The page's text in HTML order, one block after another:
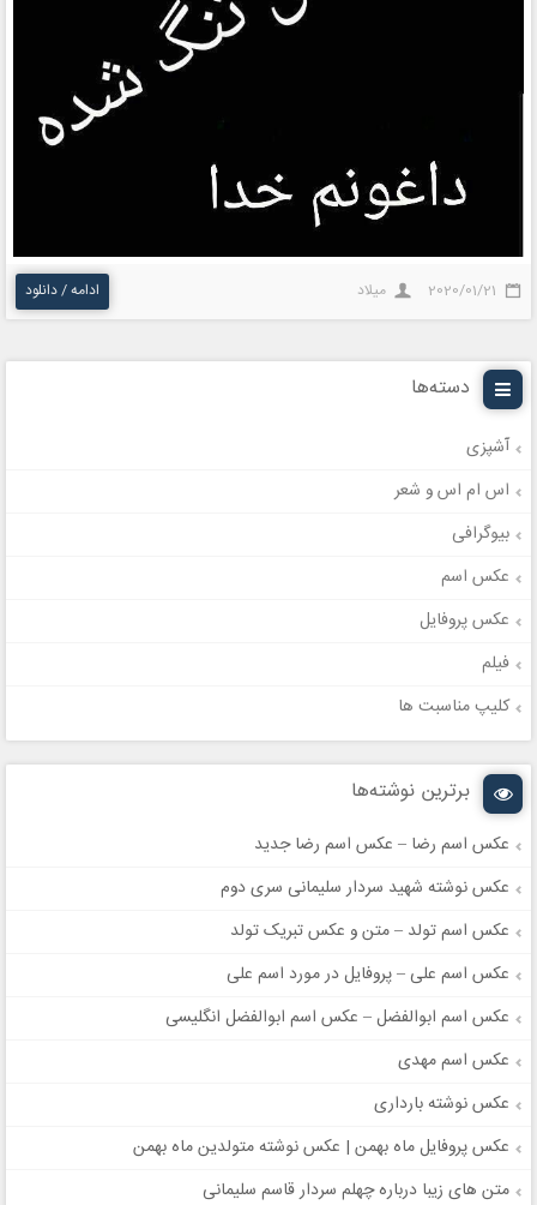
2020/01/21 میلاد ادامه / دانلود
دسته‌ها
آشپزی
اس ام اس و شعر
بیوگرافی
عکس اسم
عکس پروفایل
فیلم
کلیپ مناسبت ها
برترین نوشته‌ها
عکس اسم رضا – عکس اسم رضا جدید
عکس نوشته شهید سردار سلیمانی سری دوم
عکس اسم تولد – متن و عکس تبریک تولد
عکس اسم علی – پروفایل در مورد اسم علی
عکس اسم ابوالفضل – عکس اسم ابوالفضل انگلیسی
عکس اسم مهدی
عکس نوشته بارداری
عکس پروفایل ماه بهمن | عکس نوشته متولدین ماه بهمن
متن های زیبا درباره چهلم سردار قاسم سلیمانی